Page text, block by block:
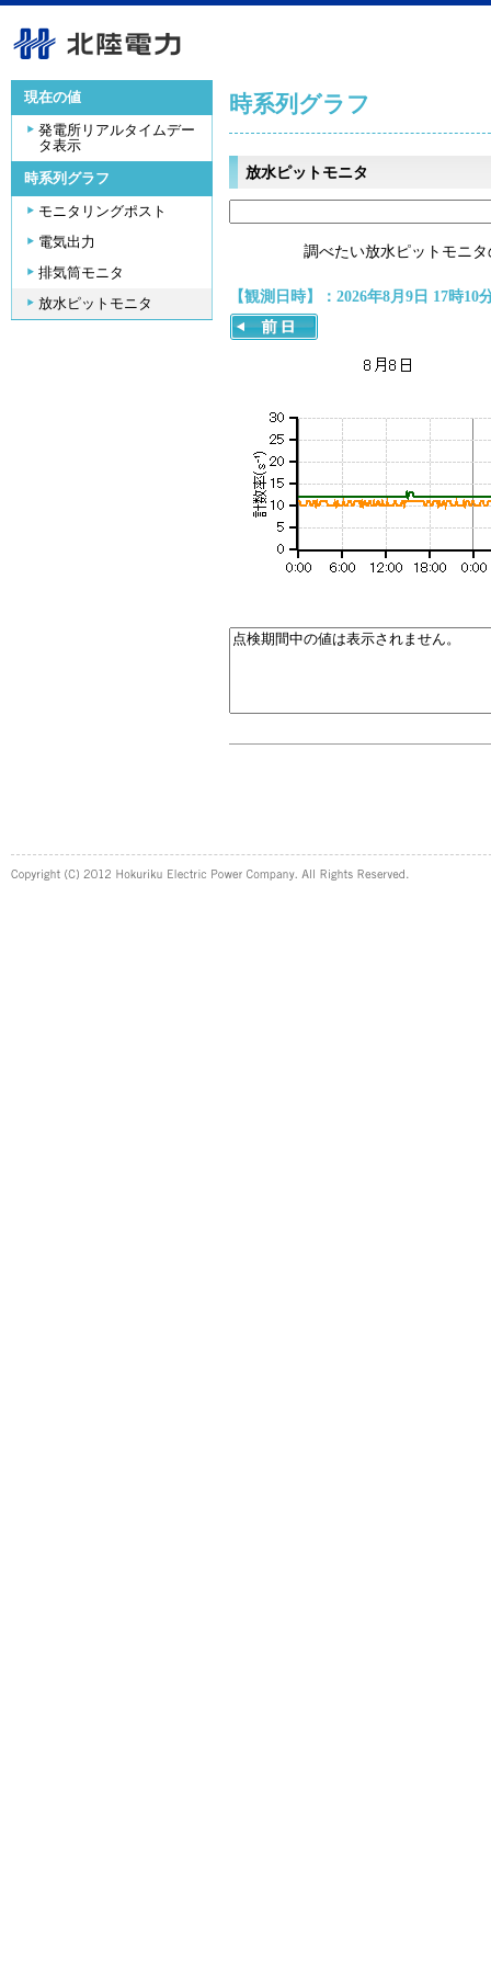
現在の値
発電所リアルタイムデー
タ表示
時系列グラフ
モニタリングポスト
電気出力
排気筒モニタ
放水ピットモニタ
時系列グラフ
放水ピットモニタ
調べたい放水ピットモニ
【観測日時】：2026年8月9日 17時10